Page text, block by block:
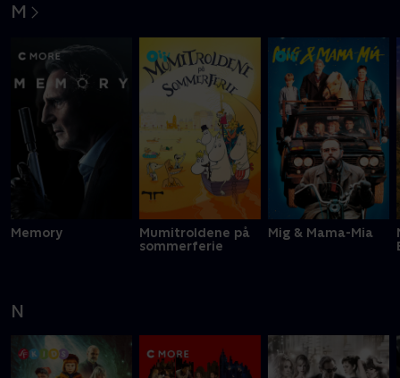
M
Memory
Mumitroldene på
sommerferie
Mig & Mama-Mia
N